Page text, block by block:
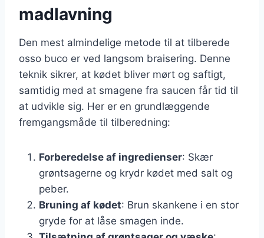
madlavning
Den mest almindelige metode til at tilberede
osso buco er ved langsom braisering. Denne
teknik sikrer, at kødet bliver mørt og saftigt,
samtidig med at smagene fra saucen får tid til
at udvikle sig. Her er en grundlæggende
fremgangsmåde til tilberedning:
Forberedelse af ingredienser: Skær
grøntsagerne og krydr kødet med salt og
peber.
Bruning af kødet: Brun skankene i en stor
gryde for at låse smagen inde.